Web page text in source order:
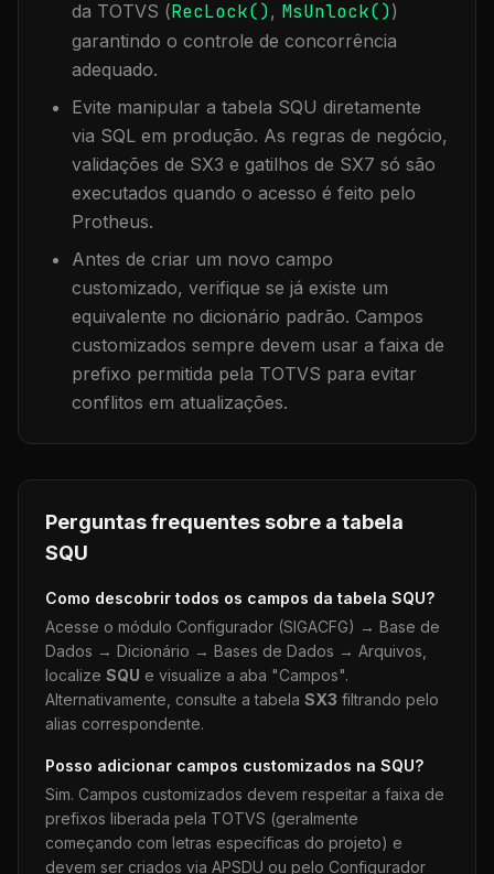
da TOTVS (RecLock(), MsUnlock())
garantindo o controle de concorrência
adequado.
Evite manipular a tabela SQU diretamente
via SQL em produção. As regras de negócio,
validações de SX3 e gatilhos de SX7 só são
executados quando o acesso é feito pelo
Protheus.
Antes de criar um novo campo
customizado, verifique se já existe um
equivalente no dicionário padrão. Campos
customizados sempre devem usar a faixa de
prefixo permitida pela TOTVS para evitar
conflitos em atualizações.
Perguntas frequentes sobre a tabela
SQU
Como descobrir todos os campos da tabela SQU?
Acesse o módulo Configurador (SIGACFG) → Base de
Dados → Dicionário → Bases de Dados → Arquivos,
localize SQU e visualize a aba "Campos".
Alternativamente, consulte a tabela SX3 filtrando pelo
alias correspondente.
Posso adicionar campos customizados na SQU?
Sim. Campos customizados devem respeitar a faixa de
prefixos liberada pela TOTVS (geralmente
começando com letras específicas do projeto) e
devem ser criados via APSDU ou pelo Configurador